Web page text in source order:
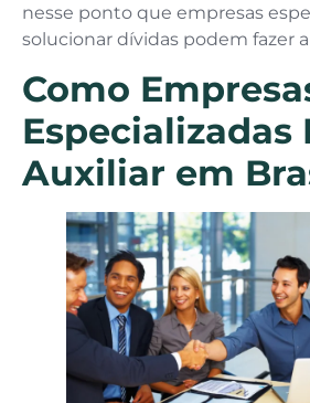
nesse ponto que empresas
solucionar dívidas podem fazer
Como
Especializadas
Auxiliar em